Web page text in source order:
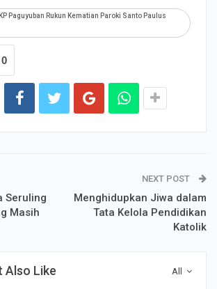
Paguyuban Rukun Kematian Paroki Santo Paulus
0
Seruling
Masih
NEXT POST
Menghidupkan Jiwa dalam
Tata Kelola Pendidikan
Katolik
All
Also Like